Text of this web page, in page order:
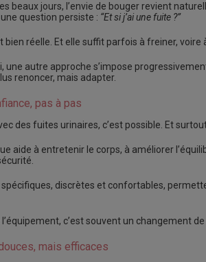
beaux jours, l’envie de bouger revient
question persiste : “Et si j’ai une fuite ?”
bien réelle. Et elle suffit parfois à freiner,
une autre approche s’impose
renoncer, mais adapter.
pas à pas
des fuites urinaires, c’est possible. Et
aide à entretenir le corps, à améliorer
discrètes et confortables,
l’équipement, c’est souvent un changement
mais efficaces